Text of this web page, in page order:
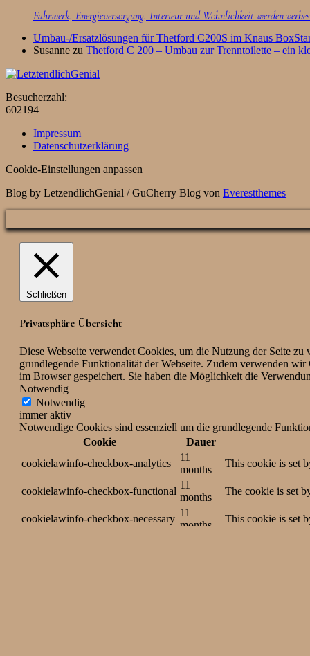
Fahrwerk, Energieversorgung, Interieur und Wohnlichkeit werden
Umbau-/Ersatzlösungen für Thetford C200S im Knaus
Susanne zu Thetford C 200 – Umbau zur Trenntoilette – ein
Besucherzahl:
602194
Impressum
Datenschutzerklärung
Cookie-Einstellungen anpassen
Blog by LetzendlichGenial / GuCherry Blog von Everestthemes
Schließen
Privatsphäre Übersicht
Diese Webseite verwendet Cookies, um die Nutzung der Seite
grundlegende Funktionalität der Webseite. Zudem verwenden
im Browser gespeichert. Sie haben die Möglichkeit die
Notwendig
Notwendig
immer aktiv
Notwendige Cookies sind essenziell um die grundlegende
Cookie
Dauer
cookielawinfo-checkbox-analytics
11
months
This cookie is set
cookielawinfo-checkbox-functional
11
months
The cookie is set
cookielawinfo-checkbox-necessary
11
months
This cookie is set